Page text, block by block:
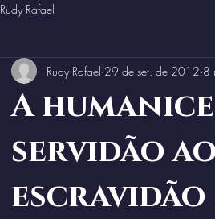
Rudy Rafael
A
servidão
escravidão
Rudy Rafael 29 de set. de 2012 8